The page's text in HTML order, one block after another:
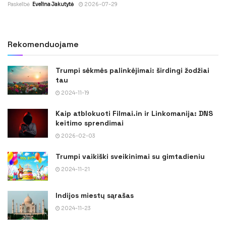
Paskelbė Evelina Jakutytė 2026-07-29
Rekomenduojame
Trumpi sėkmės palinkėjimai: širdingi žodžiai
tau
2024-11-19
Kaip atblokuoti Filmai.in ir Linkomanija: DNS
keitimo sprendimai
2026-02-03
Trumpi vaikiški sveikinimai su gimtadieniu
2024-11-21
Indijos miestų sąrašas
2024-11-23